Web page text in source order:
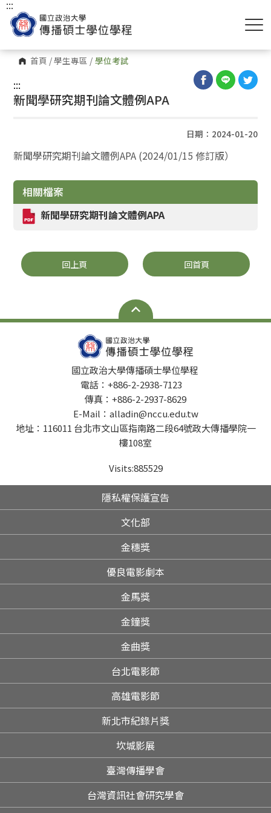
首頁 /學生專區 / 學位考試
:::
:::
新聞學研究期刊論文體例APA
日期：2024-01-20
新聞學研究期刊論文體例APA (2024/01/15 修訂版）
相關檔案
新聞學研究期刊論文體例APA
回上頁 回首頁
國立政治大學傳播碩士學位學程
電話：+886-2-2938-7123
傳真：+886-2-2937-8629
E-Mail：alladin@nccu.edu.tw
地址：116011 台北市文山區指南路二段64號政大傳播學院一
樓108室
Visits:885529
隱私權保護宣告
文化部
金穗獎
優良電影劇本
金馬獎
金鐘獎
金曲獎
台北電影節
高雄電影節
新北市紀錄片獎
坎城影展
臺灣傳播學會
台灣資訊社會研究學會